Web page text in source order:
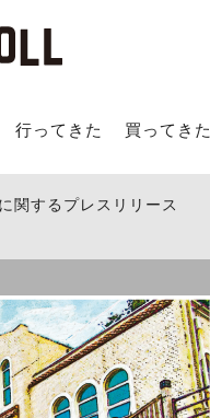
行ってきた 買ってき
関するプレスリリース